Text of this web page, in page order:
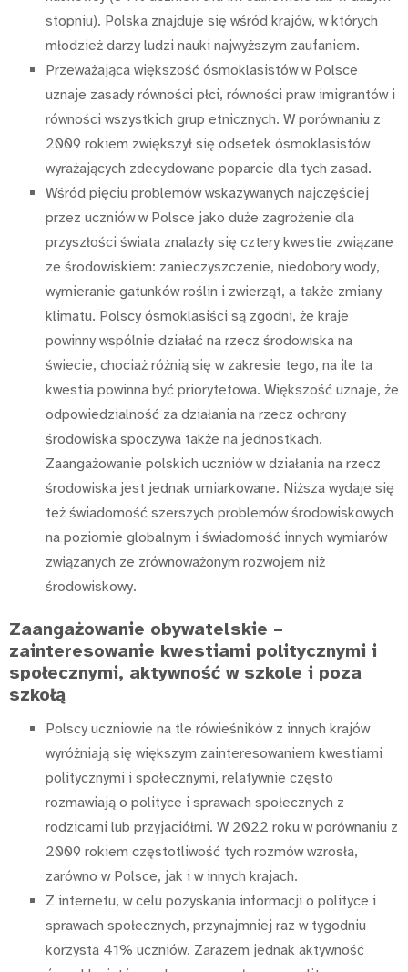
stopniu). Polska znajduje się wśród krajów, w których
młodzież darzy ludzi nauki najwyższym zaufaniem.
Przeważająca większość ósmoklasistów w Polsce
uznaje zasady równości płci, równości praw imigrantów i
równości wszystkich grup etnicznych. W porównaniu z
2009 rokiem zwiększył się odsetek ósmoklasistów
wyrażających zdecydowane poparcie dla tych zasad.
Wśród pięciu problemów wskazywanych najczęściej
przez uczniów w Polsce jako duże zagrożenie dla
przyszłości świata znalazły się cztery kwestie związane
ze środowiskiem: zanieczyszczenie, niedobory wody,
wymieranie gatunków roślin i zwierząt, a także zmiany
klimatu. Polscy ósmoklasiści są zgodni, że kraje
powinny wspólnie działać na rzecz środowiska na
świecie, chociaż różnią się w zakresie tego, na ile ta
kwestia powinna być priorytetowa. Większość uznaje, że
odpowiedzialność za działania na rzecz ochrony
środowiska spoczywa także na jednostkach.
Zaangażowanie polskich uczniów w działania na rzecz
środowiska jest jednak umiarkowane. Niższa wydaje się
też świadomość szerszych problemów środowiskowych
na poziomie globalnym i świadomość innych wymiarów
związanych ze zrównoważonym rozwojem niż
środowiskowy.
Zaangażowanie obywatelskie –
zainteresowanie kwestiami politycznymi i
społecznymi, aktywność w szkole i poza
szkołą
Polscy uczniowie na tle rówieśników z innych krajów
wyróżniają się większym zainteresowaniem kwestiami
politycznymi i społecznymi, relatywnie często
rozmawiają o polityce i sprawach społecznych z
rodzicami lub przyjaciółmi. W 2022 roku w porównaniu z
2009 rokiem częstotliwość tych rozmów wzrosła,
zarówno w Polsce, jak i w innych krajach.
Z internetu, w celu pozyskania informacji o polityce i
sprawach społecznych, przynajmniej raz w tygodniu
korzysta 41% uczniów. Zarazem jednak aktywność